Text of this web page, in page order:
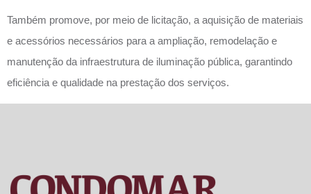
Também promove, por meio de licitação, a aquisição de materiais
e acessórios necessários para a ampliação, remodelação e
manutenção da infraestrutura de iluminação pública, garantindo
eficiência e qualidade na prestação dos serviços.